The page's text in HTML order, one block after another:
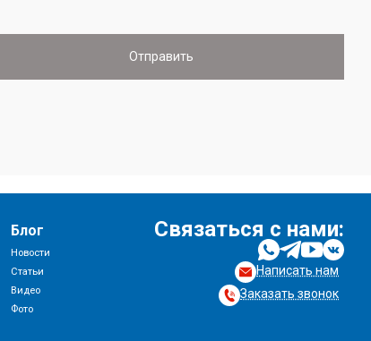
Блог
Новости
Статьи
Видео
Фото
Связаться с нами:
Написать нам
Заказать звонок